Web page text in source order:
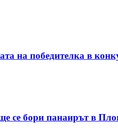
на победителка в
се бори панаирът в